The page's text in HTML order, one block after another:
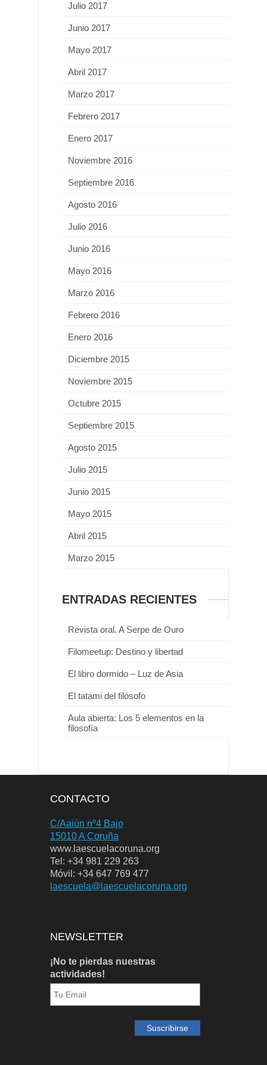
Julio 2017
Junio 2017
Mayo 2017
Abril 2017
Marzo 2017
Febrero 2017
Enero 2017
Noviembre 2016
Septiembre 2016
Agosto 2016
Julio 2016
Junio 2016
Mayo 2016
Marzo 2016
Febrero 2016
Enero 2016
Diciembre 2015
Noviembre 2015
Octubre 2015
Septiembre 2015
Agosto 2015
Julio 2015
Junio 2015
Mayo 2015
Abril 2015
Marzo 2015
ENTRADAS RECIENTES
Revista oral. A Serpe de Ouro
Filomeetup: Destino y libertad
El libro dormido – Luz de Asia
El tatami del filósofo
Aula abierta: Los 5 elementos en la
filosofía
CONTACTO
C/Aaiún nº4 Bajo
15010 A Coruña
www.laescuelacoruna.org
Tel: +34 981 229 263
Móvil: +34 647 769 477
laescuela@laescuelacoruna.org
NEWSLETTER
¡No te pierdas nuestras
actividades!